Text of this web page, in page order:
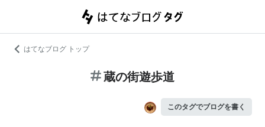
はてなブログ トップ
蔵の街遊歩道
このタグでブログを書く